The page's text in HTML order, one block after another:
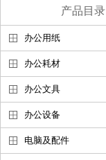
产品目录
办公用纸
办公耗材
办公文具
办公设备
电脑及配件